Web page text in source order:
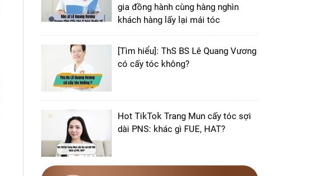
gia đồng hành cùng hàng nghìn
khách hàng lấy lại mái tóc
[Tìm hiểu]: ThS BS Lê Quang Vương
có cấy tóc không?
Hot TikTok Trang Mun cấy tóc sợi
dài PNS: khác gì FUE, HAT?